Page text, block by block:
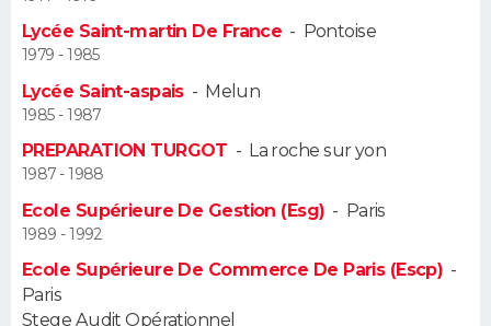
Alimentation
Guide de la santé
Maladies
Médicaments
Sommeil
VOYAGE
Destinations
City break
Voyage nature
Voyage de noces
Forum
Climat
+
PHOTO
GUIDES D'ACHAT
BONS PLANS
Carte de Noël
Carte Bonne année
Carte Saint-Valentin
Carte Pâques
Carte d'anniversaire
DICTIONNAIRE
Lycée Saint-martin De France - Pontoise
1979 - 1985
Lycée Saint-aspais- Melun
1985 - 1987
PREPARATION TURGOT - La roche sur yon
1987 - 1988
Ecole Supérieure De Gestion (Esg) - Paris
1989 - 1992
Ecole Supérieure De Commerce De Paris (Escp) -
Paris
Stege Audit Opérationnel